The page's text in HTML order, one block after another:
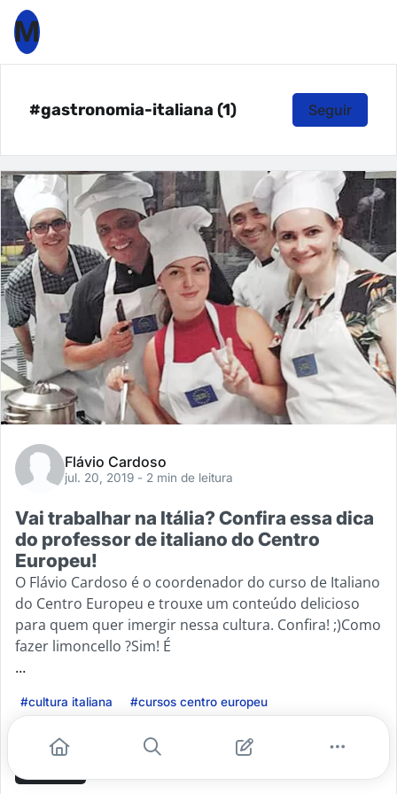
M
#gastronomia-italiana (1) Seguir
Flávio Cardoso
jul. 20, 2019 - 2 min de leitura
Vai trabalhar na Itália? Confira essa dica
do professor de italiano do Centro
Europeu!
O Flávio Cardoso é o coordenador do curso de Italiano
do Centro Europeu e trouxe um conteúdo delicioso
para quem quer imergir nessa cultura. Confira! ;)Como
fazer limoncello ?Sim! É
...
#cultura italiana
#cursos centro europeu
Leia mais